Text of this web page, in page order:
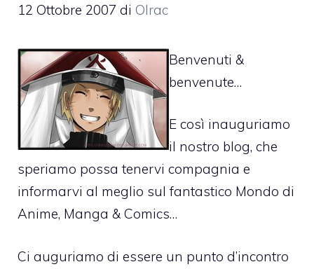
12 Ottobre 2007 di Olrac
Benvenuti &
benvenute…
E così inauguriamo
il nostro blog, che
speriamo possa tenervi compagnia e
informarvi al meglio sul fantastico Mondo di
Anime, Manga & Comics…
Ci auguriamo di essere un punto d’incontro